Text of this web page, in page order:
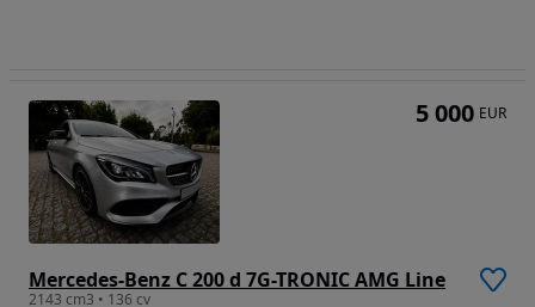
Mercedes-Benz C 200 d 7G-TRONIC AMG Line
2143 cm3 • 136 cv
5 000 EUR